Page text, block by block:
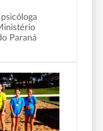
Paraná